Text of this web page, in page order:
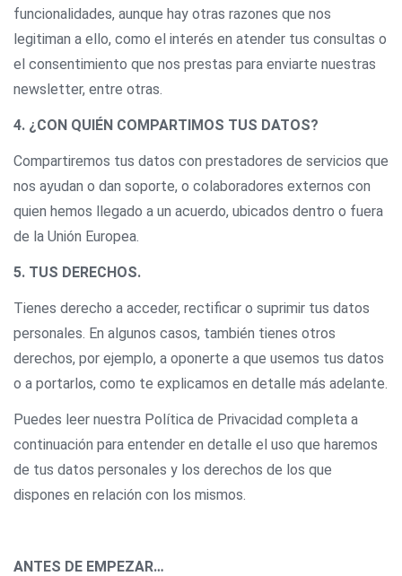
funcionalidades, aunque hay otras razones que nos
legitiman a ello, como el interés en atender tus consultas o
el consentimiento que nos prestas para enviarte nuestras
newsletter, entre otras.
4. ¿CON QUIÉN COMPARTIMOS TUS DATOS?
Compartiremos tus datos con prestadores de servicios que
nos ayudan o dan soporte, o colaboradores externos con
quien hemos llegado a un acuerdo, ubicados dentro o fuera
de la Unión Europea.
5. TUS DERECHOS.
Tienes derecho a acceder, rectificar o suprimir tus datos
personales. En algunos casos, también tienes otros
derechos, por ejemplo, a oponerte a que usemos tus datos
o a portarlos, como te explicamos en detalle más adelante.
Puedes leer nuestra Política de Privacidad completa a
continuación para entender en detalle el uso que haremos
de tus datos personales y los derechos de los que
dispones en relación con los mismos.
ANTES DE EMPEZAR…